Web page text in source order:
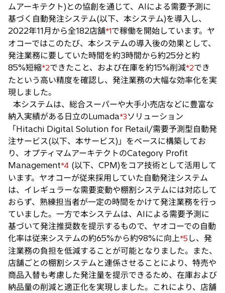
ムアーキテクト)との協創を通じて、AIによる需要予測に
基づく自動発注システム(以下、本システム)を導入し、
2022年11月から全182店舗*1で稼働を開始しています。ヤ
オコーではこのたび、本システムの導入後の効果として、
発注業務に要していた時間を約3時間から約25分と約
85%短縮*2できたこと、および在庫を約15%削減*2でき
たという高い精度を確認し、発注業務の大幅な効率化を実
現しました。
本システムは、総合スーパーや大手小売店などに豊富な
納入実績がある日立のLumada*3ソリューション
「Hitachi Digital Solution for Retail/需要予測型自動発
注サービス(以下、本サービス)」をベースに構築してお
り、オプティマムアーキテクトのCategory Profit
Management*4 (以下、CPM)をコア技術として活用して
います。ヤオコーが従来採用していた自動発注システム
は、イレギュラーな需要変動や棚割システムには対応して
おらず、熟練担当者が一定の時間をかけて発注業務を行っ
ていました。一方で本システムは、AIによる需要予測に
基づいて発注推奨数を提示するもので、ヤオコーでの自動
化率は従来システムの約65%から約98%に向上*5 し、発
注業務の負担を低減することが可能となりました。また、
店舗ごとの棚割システムと連係させることにより、特売や
商品入替も考慮した発注量を提示できるため、在庫および
納品量の削減と適正化を実現しました。これにより、店舗